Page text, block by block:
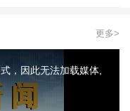
更多>
，因此无法加载媒体,